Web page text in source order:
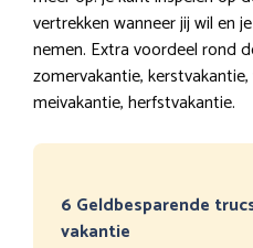
vertrekken wanneer jij wil en
nemen. Extra voordeel rond
zomervakantie,
meivakantie, herfstvakantie.
6 Geldbesparende
vakantie